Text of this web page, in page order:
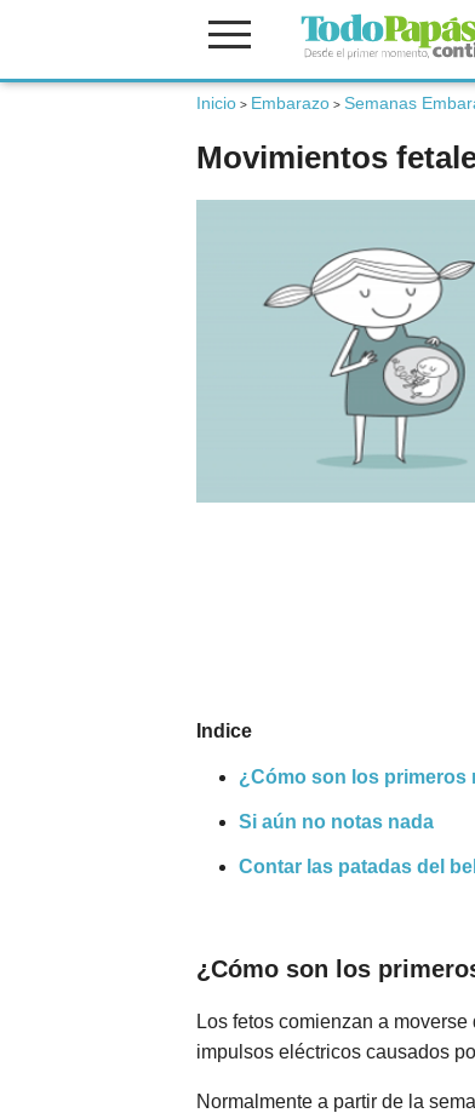
Inicio > Embarazo > Semanas
Movimientos
Indice
¿Cómo son los primeros
Si aún no notas nada
Contar las patadas del
¿Cómo son los
Los fetos comienzan a
impulsos eléctricos causados
Normalmente a partir de la